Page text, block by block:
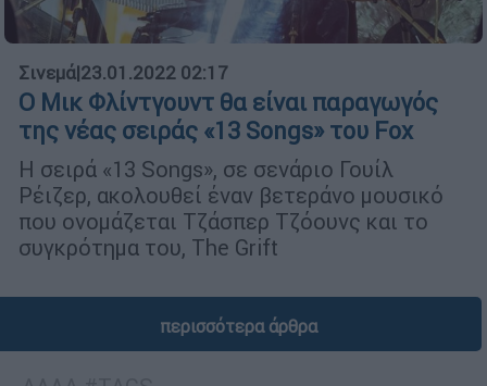
Σινεμά|23.01.2022 02:17
Ο Μικ Φλίντγουντ θα είναι παραγωγός
της νέας σειράς «13 Songs» του Fox
H σειρά «13 Songs», σε σενάριο Γουίλ
Ρέιζερ, ακολουθεί έναν βετεράνο μουσικό
που ονομάζεται Τζάσπερ Τζόουνς και το
συγκρότημα του, The Grift
περισσότερα άρθρα